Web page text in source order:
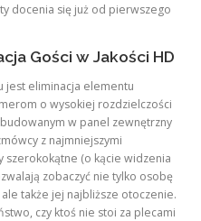
docenia się już od pierwszego
Gości w Jakości HD
jest eliminacja elementu
o wysokiej rozdzielczości
w panel zewnętrzny
z najmniejszymi
szerokokątne (o kącie widzenia
zobaczyć nie tylko osobę
także jej najbliższe otoczenie.
czy ktoś nie stoi za plecami